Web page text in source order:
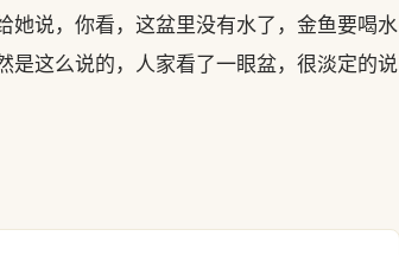
她说，你看，这盆里没有水了，金鱼要喝水
是这么说的，人家看了一眼盆，很淡定的说